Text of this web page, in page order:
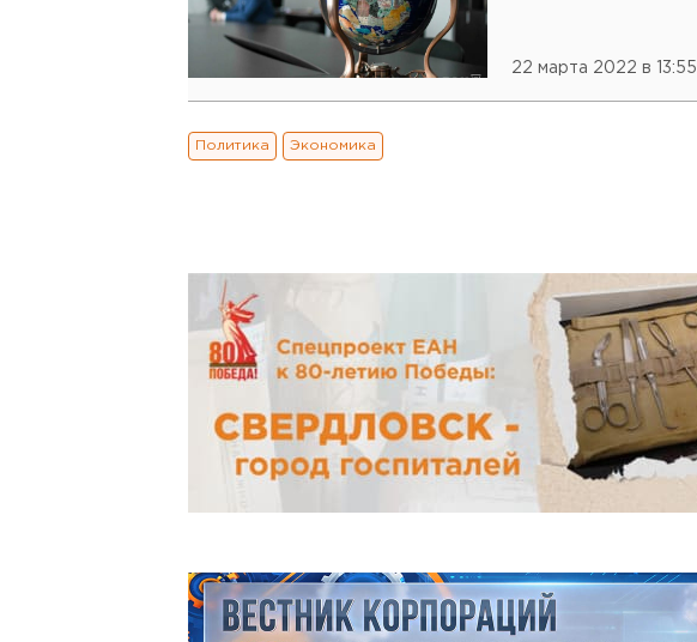
22 марта 2022 в 13:55
Политика Экономика